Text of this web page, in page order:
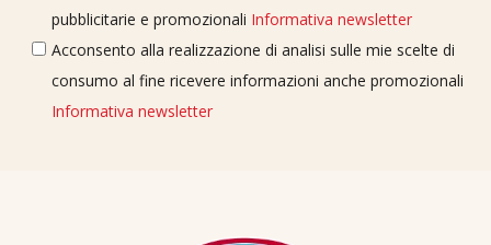
pubblicitarie e promozionali Informativa newsletter
Acconsento alla realizzazione di analisi sulle mie scelte di
consumo al fine ricevere informazioni anche promozionali
Informativa newsletter